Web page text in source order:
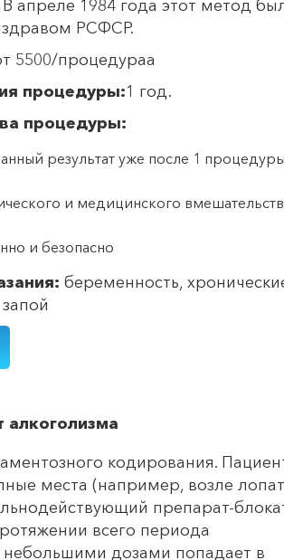
апреле 1984 года этот метод
РСФСР.
5500/процедураа
процедуры:1 год.
процедуры:
результат уже после 1
и медицинского
и безопасно
беременность,
кодирования.
места (например, возле
препарат-
всего периода
дозами попадает в